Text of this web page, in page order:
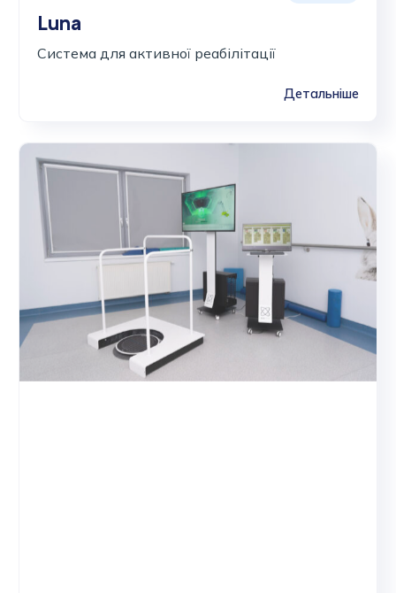
Luna
Система для активної реабілітації
Детальніше